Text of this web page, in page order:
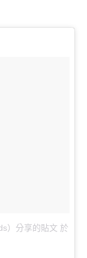
）分享的貼文 於